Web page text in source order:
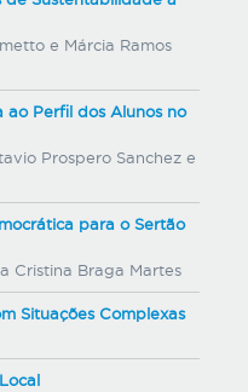
e Márcia Ramos
ao Perfil dos Alunos no
Prospero Sanchez e
para o Sertão
Cristina Braga Martes
Situações Complexas